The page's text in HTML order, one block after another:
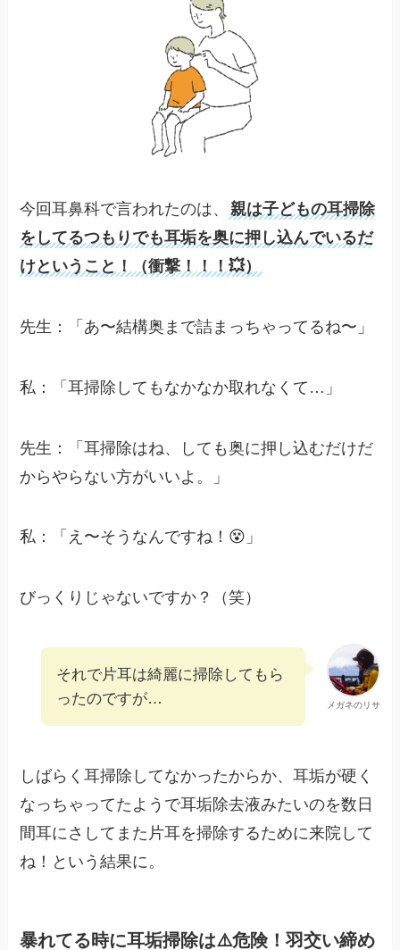
今回耳鼻科で言われたのは、 親は子どもの耳掃除
をしてるつもりでも耳垢を奥に押し込んでいるだ
けということ！（衝撃！！！💥）
先生：「あ〜結構奥まで詰まっちゃってるね〜」
私：「耳掃除してもなかなか取れなくて…」
先生：「耳掃除はね、しても奥に押し込むだけだ
からやらない方がいいよ。」
私：「え〜そうなんですね！😵」
びっくりじゃないですか？（笑）
メガネのリサ
それで片耳は綺麗に掃除してもら
ったのですが…
しばらく耳掃除してなかったからか、耳垢が硬く
なっちゃってたようで耳垢除去液みたいのを数日
間耳にさしてまた片耳を掃除するために来院して
ね！という結果に。
暴れてる時に耳垢掃除は⚠️危険！羽交い締め